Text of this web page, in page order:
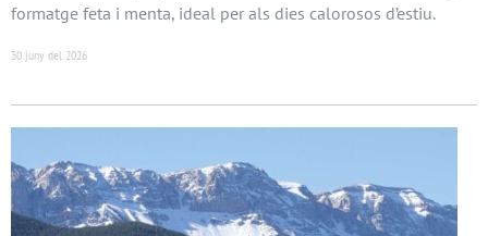
formatge feta i menta, ideal per als dies calorosos d’estiu.
30 juny del 2026